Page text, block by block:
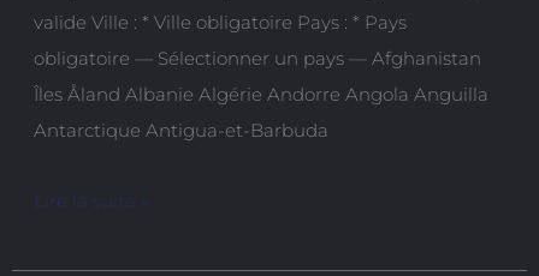
valide Ville : * Ville obligatoire Pays : * Pays
obligatoire — Sélectionner un pays — Afghanistan
Îles Åland Albanie Algérie Andorre Angola Anguilla
Antarctique Antigua-et-Barbuda
Lire la suite »